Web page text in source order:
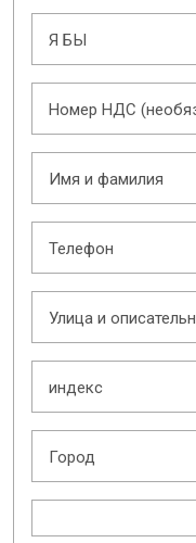
Я БЫ
Номер НДС
Имя и фамилия
Телефон
Улица и
индекс
Город